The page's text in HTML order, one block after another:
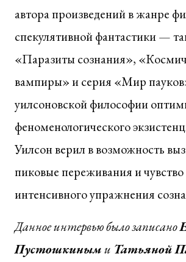
автора произведений в жанре
спекулятивной фантастики —
«Паразиты сознания»,
вампиры» и серия «Мир
уилсоновской философии
феноменологического
Уилсон верил в возможность
пиковые переживания и
интенсивного упражнения
Данное интервью было записано
Пустошкиными Татьяной